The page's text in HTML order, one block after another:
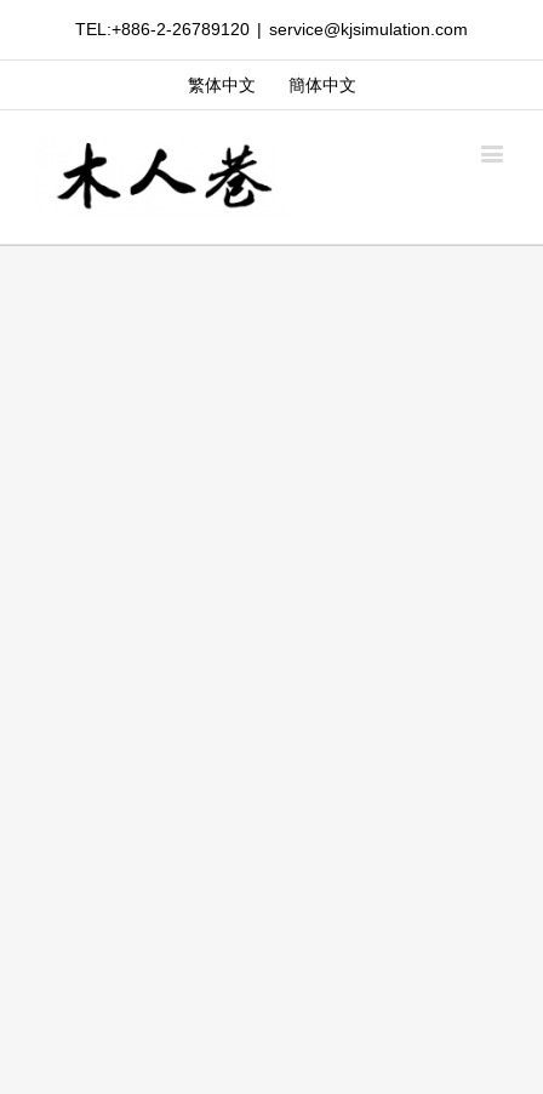
TEL:+886-2-26789120 | service@kjsimulation.com
繁体中文 簡体中文